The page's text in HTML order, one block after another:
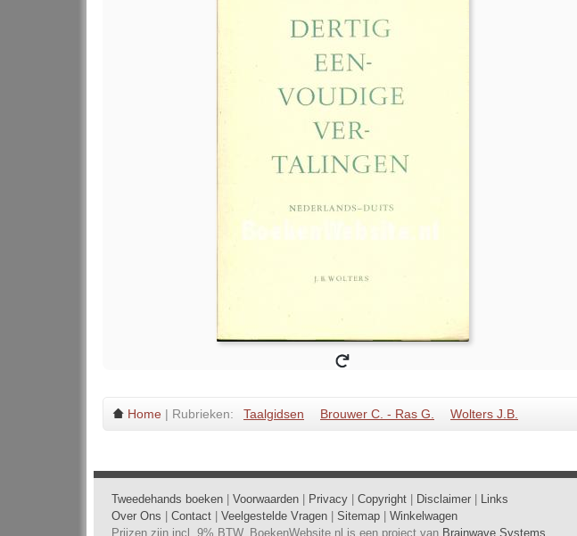
Home | Rubrieken: Taalgidsen Brouwer C. - Ras G. Wolters J.B.
Tweedehands boeken Voorwaarden Privacy Copyright Disclaimer
Links
Over Ons
Contact Veelgestelde Vragen Sitemap
Winkelwagen
Prijzen zijn incl. 9% BTW. BoekenWebsite.nl is een project van Brainwave Systems